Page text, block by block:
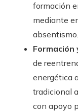
formación
mediante
absentismo.
de
energética
tradicional
con apoyo